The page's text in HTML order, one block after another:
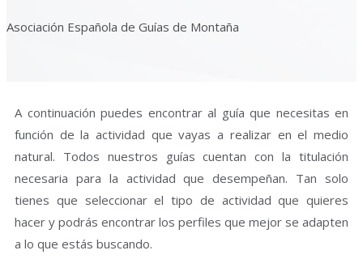
Asociación Española de Guías de Montaña
A continuación puedes encontrar al guía que necesitas en
función de la actividad que vayas a realizar en el medio
natural. Todos nuestros guías cuentan con la titulación
necesaria para la actividad que desempeñan. Tan solo
tienes que seleccionar el tipo de actividad que quieres
hacer y podrás encontrar los perfiles que mejor se adapten
a lo que estás buscando.